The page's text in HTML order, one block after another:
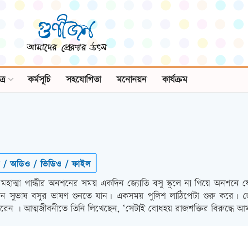
কর্মসূচি সহযোগিতা মনোনয়ন কার্যক্রম
/ অডিও / ভিডিও / ফাইল
গান্ধীর অনশনের সময় একদিন জ্যোতি বসু স্কুলে না গিয়ে অনশনে
সুভাষ বসুর ভাষণ শুনতে যান। একসময় পুলিশ লাঠিপেটা শুরু করে।
। আত্মজীবনীতে তিনি লিখেছেন, ‘সেটাই বোধহয় রাজশক্তির বিরুদ্ধে